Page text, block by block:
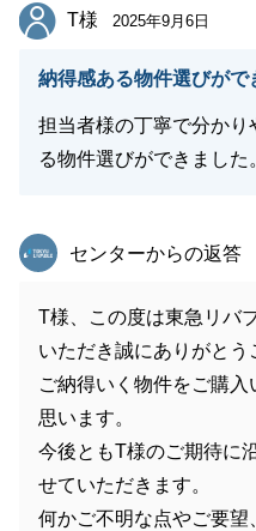
T様
T様 2025年9月6日
納得感ある物件選びがで
担当者様の丁寧で分か
る物件選びができました
東急リバブル
センターからの返答
T様、この度は東急リバ
いただき誠にありがとう
ご納得いく物件をご購入
思います。
今後ともT様のご期待に
せていただきます。
何かご不明な点やご要